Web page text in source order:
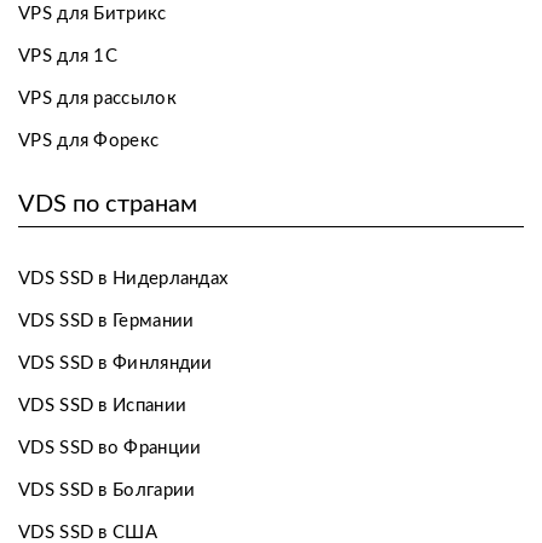
VPS для Битрикс
VPS для 1С
VPS для рассылок
VPS для Форекс
VDS по странам
VDS SSD в Нидерландах
VDS SSD в Германии
VDS SSD в Финляндии
VDS SSD в Испании
VDS SSD во Франции
VDS SSD в Болгарии
VDS SSD в США